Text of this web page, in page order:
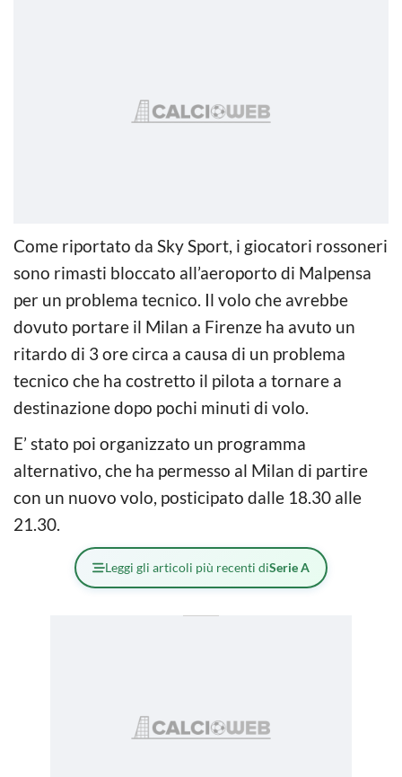
Come riportato da Sky Sport, i giocatori rossoneri
sono rimasti bloccato all’aeroporto di Malpensa
per un problema tecnico. Il volo che avrebbe
dovuto portare il Milan a Firenze ha avuto un
ritardo di 3 ore circa a causa di un problema
tecnico che ha costretto il pilota a tornare a
destinazione dopo pochi minuti di volo.
E’ stato poi organizzato un programma
alternativo, che ha permesso al Milan di partire
con un nuovo volo, posticipato dalle 18.30 alle
21.30.
Leggi gli articoli più recenti diSerie A